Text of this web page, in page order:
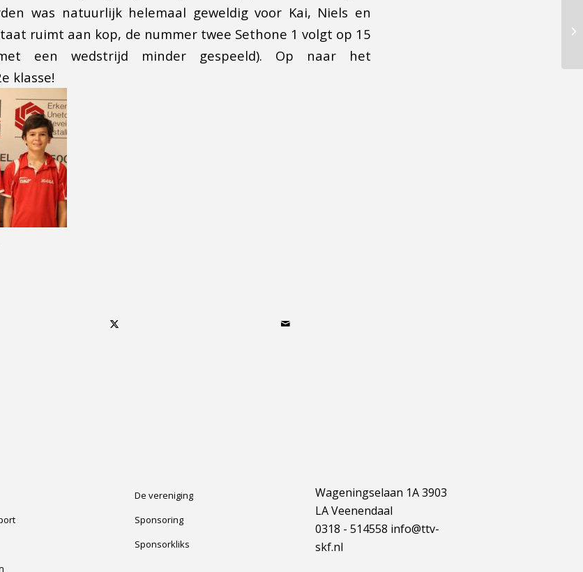
was natuurlijk helemaal geweldig voor Kai, Niels en
ruimt aan kop, de nummer twee Sethone 1 volgt op 15
een wedstrijd minder gespeeld). Op naar het
klasse!
De vereniging
Sponsoring
Sponsorkliks
Wageningselaan 1A 3903
LA Veenendaal
0318 - 514558 info@ttv-
skf.nl